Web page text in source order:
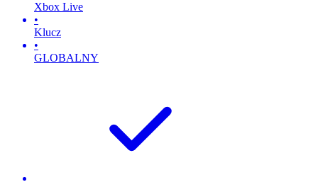
Xbox Live
•
Klucz
•
GLOBALNY